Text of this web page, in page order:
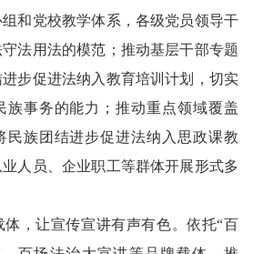
组和党校教学体系，各级党员领导干
法用法的模范；推动基层干部专题
步促进法纳入教育培训计划，切实
族事务的能力；推动重点领域覆盖
民族团结进步促进法纳入思政课教
人员、企业职工等群体开展形式多
让宣传宣讲有声有色。依托“百